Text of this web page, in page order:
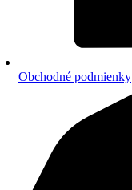
Obchodné podmienky